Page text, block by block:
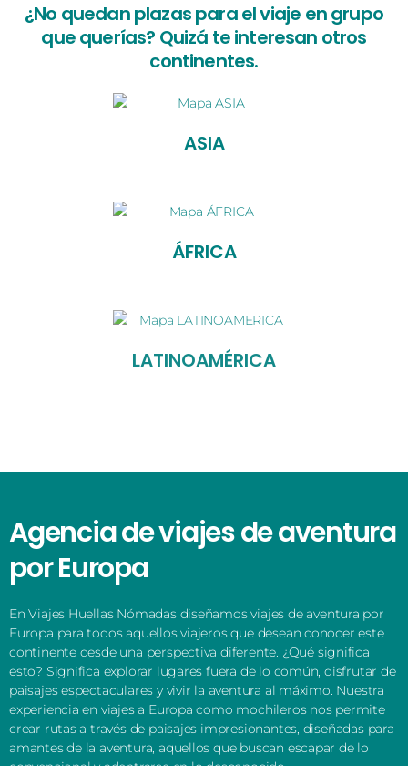
¿No quedan plazas para el viaje en grupo
que querías? Quizá te interesan otros
continentes.
ASIA
ÁFRICA
LATINOAMÉRICA
Agencia de viajes de aventura
por Europa
En Viajes Huellas Nómadas diseñamos viajes de aventura por
Europa para todos aquellos viajeros que desean conocer este
continente desde una perspectiva diferente. ¿Qué significa
esto? Significa explorar lugares fuera de lo común, disfrutar de
paisajes espectaculares y vivir la aventura al máximo. Nuestra
experiencia en viajes a Europa como mochileros nos permite
crear rutas a través de paisajes impresionantes, diseñadas para
amantes de la aventura, aquellos que buscan escapar de lo